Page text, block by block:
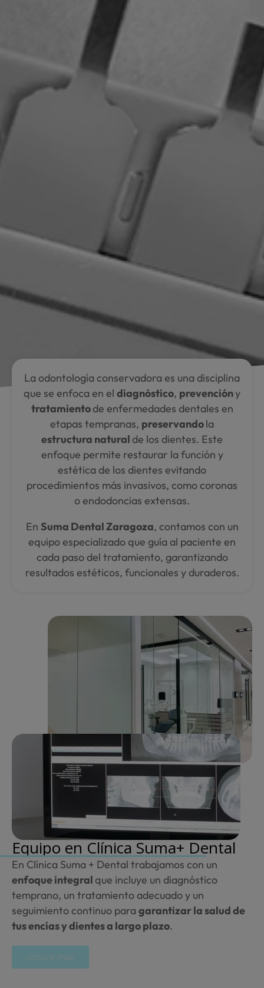
La odontología conservadora es una disciplina
que se enfoca en el diagnóstico, prevencióny
tratamientode enfermedades dentales en
etapas tempranas, preservandola
estructura naturalde los dientes. Este
enfoque permite restaurar la función y
estética de los dientes evitando
procedimientos más invasivos, como coronas
o endodoncias extensas.
En Suma Dental Zaragoza, contamos con un
equipo especializado que guía al paciente en
cada paso del tratamiento, garantizando
resultados estéticos, funcionales y duraderos.
Equipoen Clínica Suma+ Dental
En Clínica Suma + Dental trabajamos con un
enfoque integralque incluye un diagnóstico
temprano, un tratamiento adecuado y un
seguimiento continuo para garantizar la salud de
tus encías y dientes a largo plazo.
conoce más